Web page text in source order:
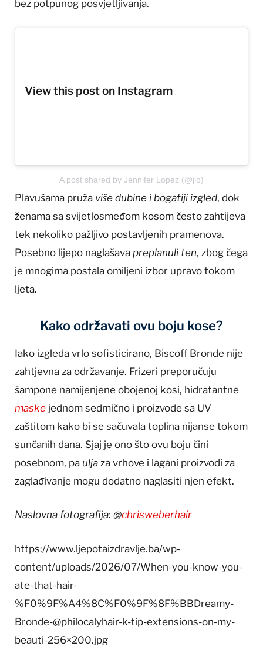
bez potpunog posvjetljivanja.
View this post on Instagram
A post shared by Jennifer Lopez (@jlo)
Plavušama pruža više dubine i bogatiji izgled, dok
ženama sa svijetlosmeđom kosom često zahtijeva
tek nekoliko pažljivo postavljenih pramenova.
Posebno lijepo naglašava preplanuli ten, zbog čega
je mnogima postala omiljeni izbor upravo tokom
ljeta.
Kako održavati ovu boju kose?
Iako izgleda vrlo sofisticirano, Biscoff Bronde nije
zahtjevna za održavanje. Frizeri preporučuju
šampone namijenjene obojenoj kosi, hidratantne
maske jednom sedmično i proizvode sa UV
zaštitom kako bi se sačuvala toplina nijanse tokom
sunčanih dana. Sjaj je ono što ovu boju čini
posebnom, pa ulja za vrhove i lagani proizvodi za
zaglađivanje mogu dodatno naglasiti njen efekt.
Naslovna fotografija: @chrisweberhair
https://www.ljepotaizdravlje.ba/wp-
content/uploads/2026/07/When-you-know-you-
ate-that-hair-
%F0%9F%A4%8C%F0%9F%8F%BBDreamy-
Bronde-@philocalyhair-k-tip-extensions-on-my-
beauti-256×200.jpg